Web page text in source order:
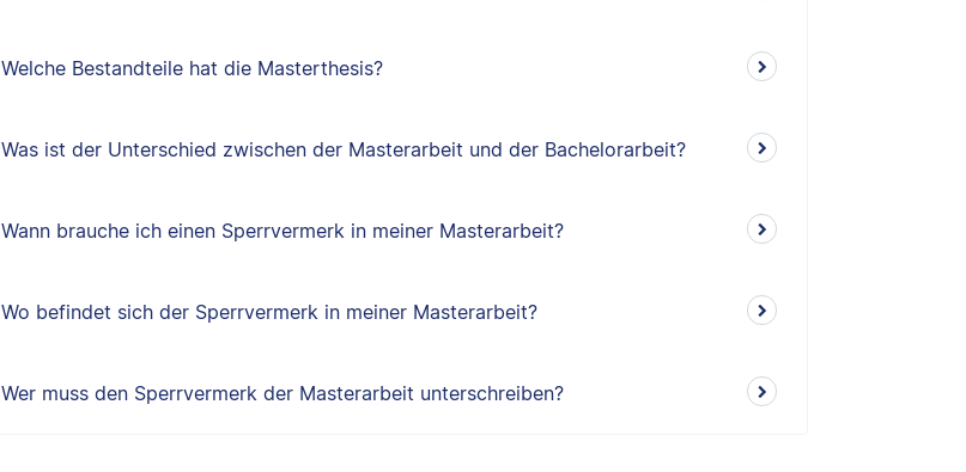
Welche Bestandteile hat die Masterthesis?
Was ist der Unterschied zwischen der Masterarbeit und der Bachelorarbeit?
Wann brauche ich einen Sperrvermerk in meiner Masterarbeit?
Wo befindet sich der Sperrvermerk in meiner Masterarbeit?
Wer muss den Sperrvermerk der Masterarbeit unterschreiben?